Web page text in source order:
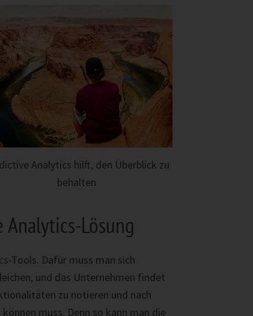
Analytics hilft, den Überblick zu
behalten
Lösung
-Tools. Dafür muss man sich
und das Unternehmen findet
zu notieren und nach
muss. Denn so kann man die